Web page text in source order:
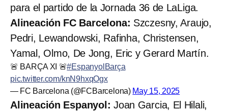
para el partido de la Jornada 36 de LaLiga.
Alineación FC Barcelona: Szczesny, Araujo,
Pedri, Lewandowski, Rafinha, Christensen,
Yamal, Olmo, De Jong, Eric y Gerard Martín.
🚨 BARÇA XI 🚨#EspanyolBarça
pic.twitter.com/knN9hxqOgx
— FC Barcelona (@FCBarcelona) May 15, 2025
Alineación Espanyol: Joan Garcia, El Hilali,